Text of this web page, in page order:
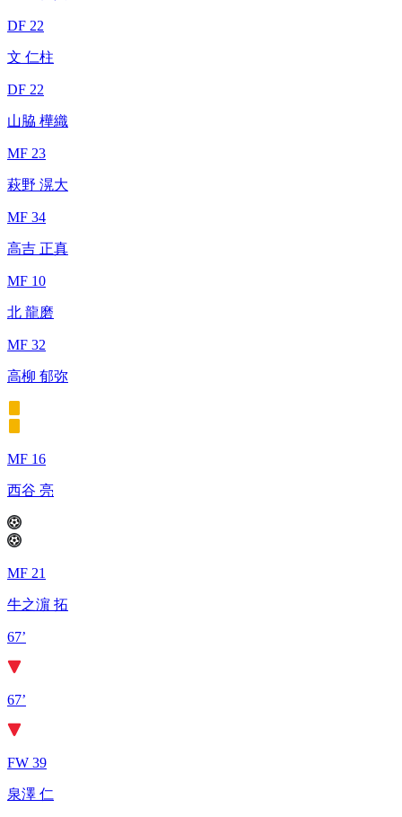
DF 22
文 仁柱
DF 22
山脇 樺織
MF 23
萩野 滉大
MF 34
高吉 正真
MF 10
北 龍磨
MF 32
高柳 郁弥
MF 16
西谷 亮
MF 21
牛之濵 拓
67’
67’
FW 39
泉澤 仁